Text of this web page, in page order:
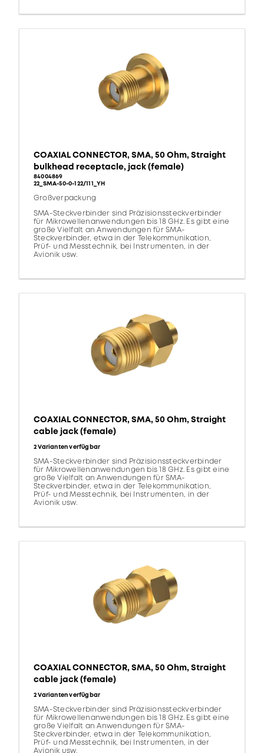
COAXIAL CONNECTOR, SMA, 50 Ohm, Straight
bulkhead receptacle, jack (female)
84004869
22_SMA-50-0-122/111_YH
Großverpackung
SMA-Steckverbinder sind Präzisionssteckverbinder
für Mikrowellenanwendungen bis 18 GHz. Es gibt eine
große Vielfalt an Anwendungen für SMA-
Steckverbinder, etwa in der Telekommunikation,
Prüf- und Messtechnik, bei Instrumenten, in der
Avionik usw.
COAXIAL CONNECTOR, SMA, 50 Ohm, Straight
cable jack (female)
2 Varianten verfügbar
SMA-Steckverbinder sind Präzisionssteckverbinder
für Mikrowellenanwendungen bis 18 GHz. Es gibt eine
große Vielfalt an Anwendungen für SMA-
Steckverbinder, etwa in der Telekommunikation,
Prüf- und Messtechnik, bei Instrumenten, in der
Avionik usw.
COAXIAL CONNECTOR, SMA, 50 Ohm, Straight
cable jack (female)
2 Varianten verfügbar
SMA-Steckverbinder sind Präzisionssteckverbinder
für Mikrowellenanwendungen bis 18 GHz. Es gibt eine
große Vielfalt an Anwendungen für SMA-
Steckverbinder, etwa in der Telekommunikation,
Prüf- und Messtechnik, bei Instrumenten, in der